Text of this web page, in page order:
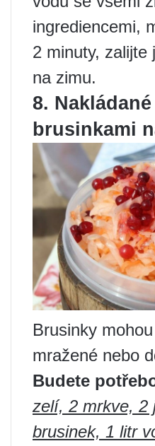
ingrediencemi,
2 minuty,
na zimu.
8.
brusinkami
Brusinky
mražené nebo
Budete
zelí, 2 mrkve, 2
brusinek, 1 litr